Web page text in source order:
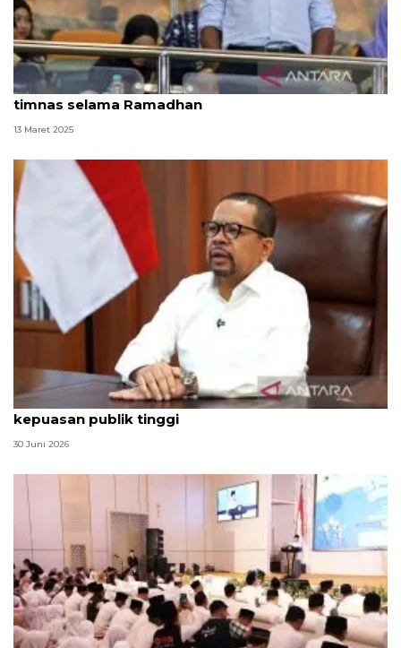
Kluivert soroti pentingnya nutrisi untuk pemain
timnas selama Ramadhan
13 Maret 2025
Qodari: Pemerintah tak puas diri meski tingkat
kepuasan publik tinggi
30 Juni 2026